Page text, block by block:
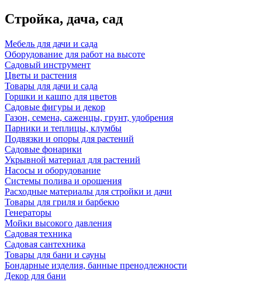
Стройка, дача, сад
Мебель для дачи и сада
Оборудование для работ на высоте
Садовый инструмент
Цветы и растения
Товары для дачи и сада
Горшки и кашпо для цветов
Садовые фигуры и декор
Газон, семена, саженцы, грунт, удобрения
Парники и теплицы, клумбы
Подвязки и опоры для растений
Садовые фонарики
Укрывной материал для растений
Насосы и оборудование
Системы полива и орошения
Расходные материалы для стройки и дачи
Товары для гриля и барбекю
Генераторы
Мойки высокого давления
Садовая техника
Садовая сантехника
Товары для бани и сауны
Бондарные изделия, банные пренодлежности
Декор для бани